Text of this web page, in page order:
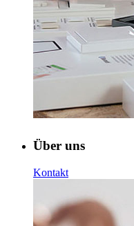
Über uns
Kontakt